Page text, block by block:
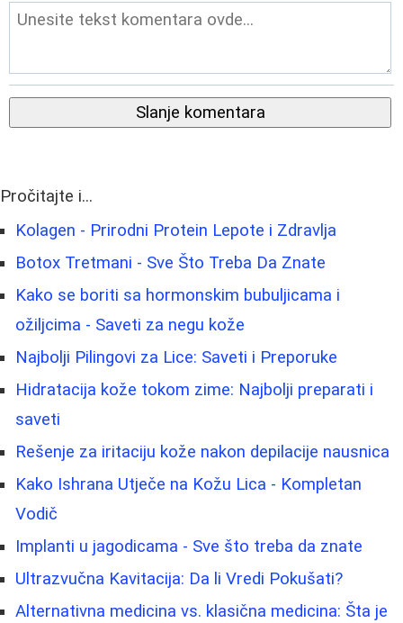
Slanje komentara
Pročitajte i...
Kolagen - Prirodni Protein Lepote i Zdravlja
Botox Tretmani - Sve Što Treba Da Znate
Kako se boriti sa hormonskim bubuljicama i
ožiljcima - Saveti za negu kože
Najbolji Pilingovi za Lice: Saveti i Preporuke
Hidratacija kože tokom zime: Najbolji preparati i
saveti
Rešenje za iritaciju kože nakon depilacije nausnica
Kako Ishrana Utječe na Kožu Lica - Kompletan
Vodič
Implanti u jagodicama - Sve što treba da znate
Ultrazvučna Kavitacija: Da li Vredi Pokušati?
Alternativna medicina vs. klasična medicina: Šta je